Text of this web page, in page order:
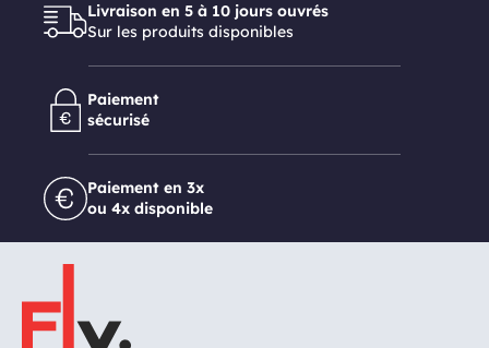
Livraison en 5 à 10 jours ouvrés
Sur les produits disponibles
Paiement
sécurisé
Paiement en 3x
ou 4x disponible